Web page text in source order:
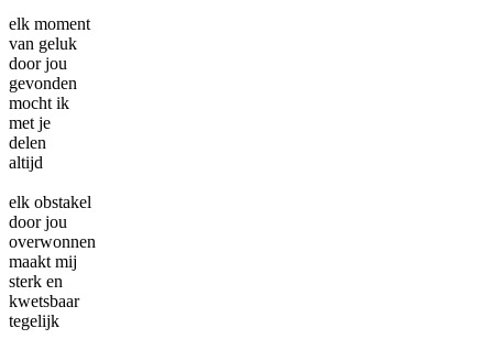
elk moment
van geluk
door jou
gevonden
mocht ik
met je
delen
altijd
elk obstakel
door jou
overwonnen
maakt mij
sterk en
kwetsbaar
tegelijk